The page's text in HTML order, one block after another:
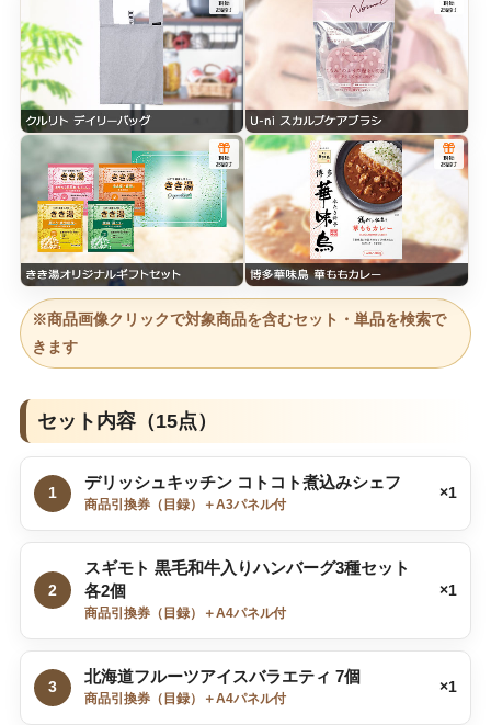
※商品画像クリックで対象商品を含むセット・単品を検索で
きます
セット内容（15点）
1
デリッシュキッチン コトコト煮込みシェフ
商品引換券（目録）＋A3パネル付
×1
2
スギモト 黒毛和牛入りハンバーグ3種セット
各2個
商品引換券（目録）＋A4パネル付
×1
3
北海道フルーツアイスバラエティ 7個
商品引換券（目録）＋A4パネル付
×1